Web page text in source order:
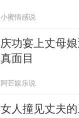
小蜜情感说
庆功宴上丈母
真面目
阿芒娱乐说
女人撞见丈夫